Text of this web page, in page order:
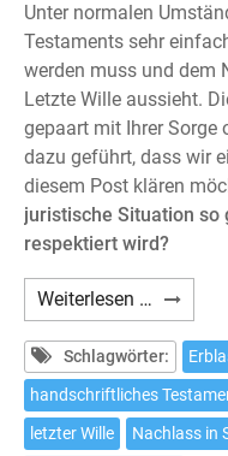
Unter normalen
Testaments sehr
werden muss und dem
Letzte Wille aussieht.
gepaart mit Ihrer Sorge
dazu geführt, dass wir
diesem Post klären
juristische Situation so
respektiert wird?
Weiterlesen … Ein
ohne
aus
dem
Schlagwörter:
handschriftliches
letzter Wille
Nachlass in